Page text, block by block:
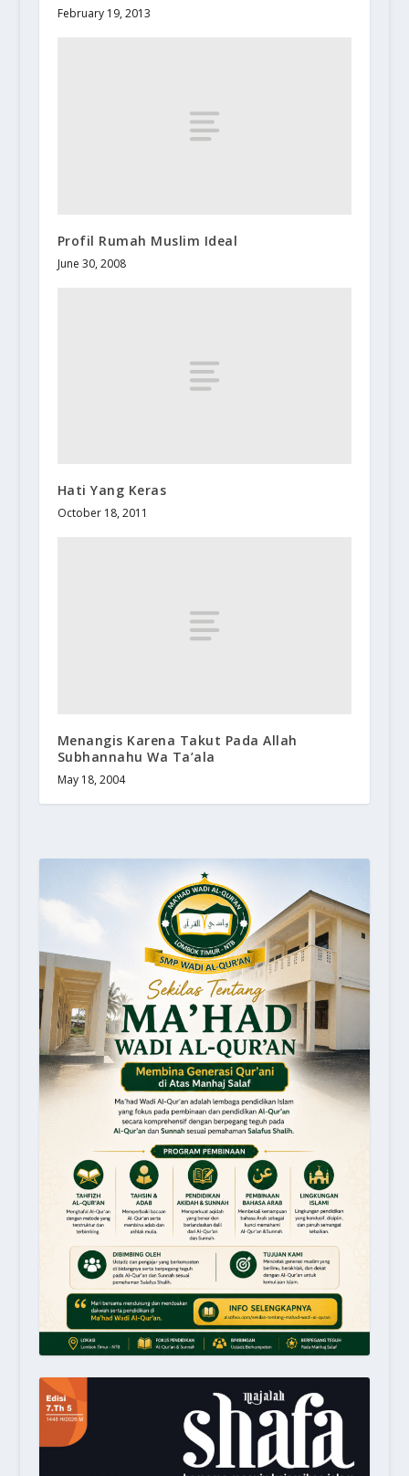
February 19, 2013
Profil Rumah Muslim Ideal
June 30, 2008
Hati Yang Keras
October 18, 2011
Menangis Karena Takut Pada Allah
Subhannahu Wa Ta’ala
May 18, 2004